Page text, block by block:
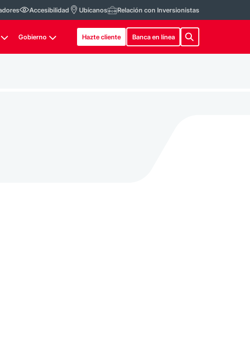
Accesibilidad Ubícanos Relación con Inversionistas
Gobierno Hazte cliente Banca en línea